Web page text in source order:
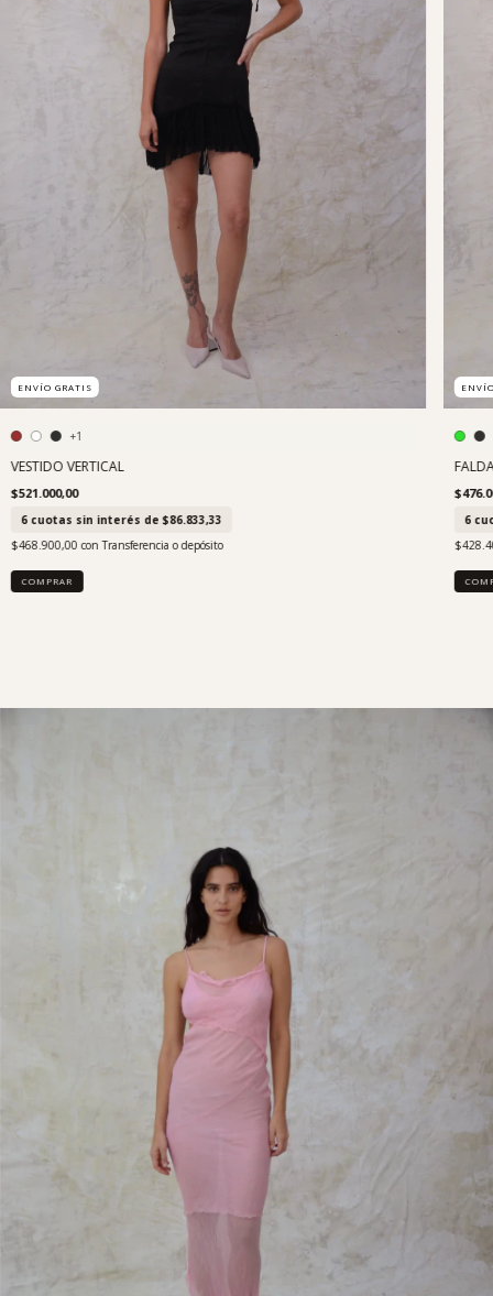
ENVÍO GRATIS
VESTIDO VERTICAL
$521.000,00
$468.900,00con Transferencia o depósito
+1
6 cuotas sin interés de$86.833,33
COMPRAR
6